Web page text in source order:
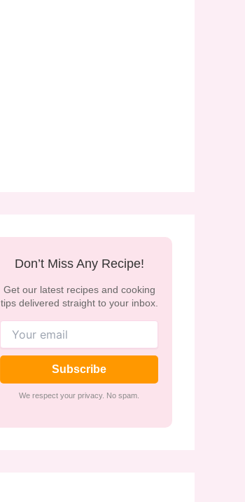
Don’t Miss Any Recipe!
Get our latest recipes and cooking
tips delivered straight to your inbox.
Subscribe
We respect your privacy. No spam.